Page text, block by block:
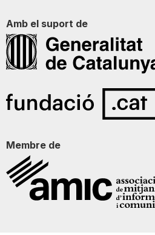
Amb el suport de
Membre de